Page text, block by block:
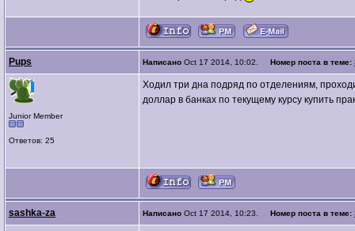
Pups Написано Oct 17 2014, 10:02. Номер поста в теме:
Junior Member
Ответов: 25
Ходил три дна подряд по отделениям,
доллар в банках по текущему курсу купить
sashka-za Написано Oct 17 2014, 10:23. Номер поста в теме: